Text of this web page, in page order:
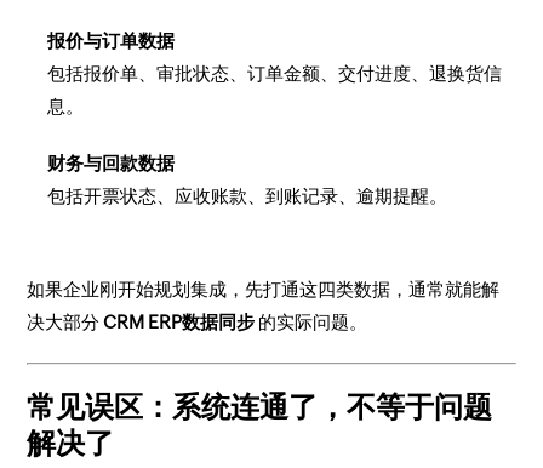
报价与订单数据
包括报价单、审批状态、订单金额、交付进度、退换货信
息。
财务与回款数据
包括开票状态、应收账款、到账记录、逾期提醒。
如果企业刚开始规划集成，先打通这四类数据，通常就能解
决大部分CRM ERP数据同步 的实际问题。
常见误区：系统连通了，不等于问题
解决了